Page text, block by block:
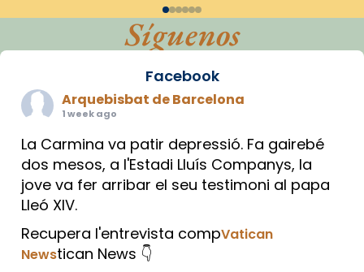
Síguenos
Facebook
Arquebisbat de Barcelona
1 week ago
La Carmina va patir depressió. Fa gairebé
dos mesos, a l'Estadi Lluís Companys, la
jove va fer arribar el seu testimoni al papa
Lleó XIV.
Recupera l'entrevista compVatican
Newstican News 👇